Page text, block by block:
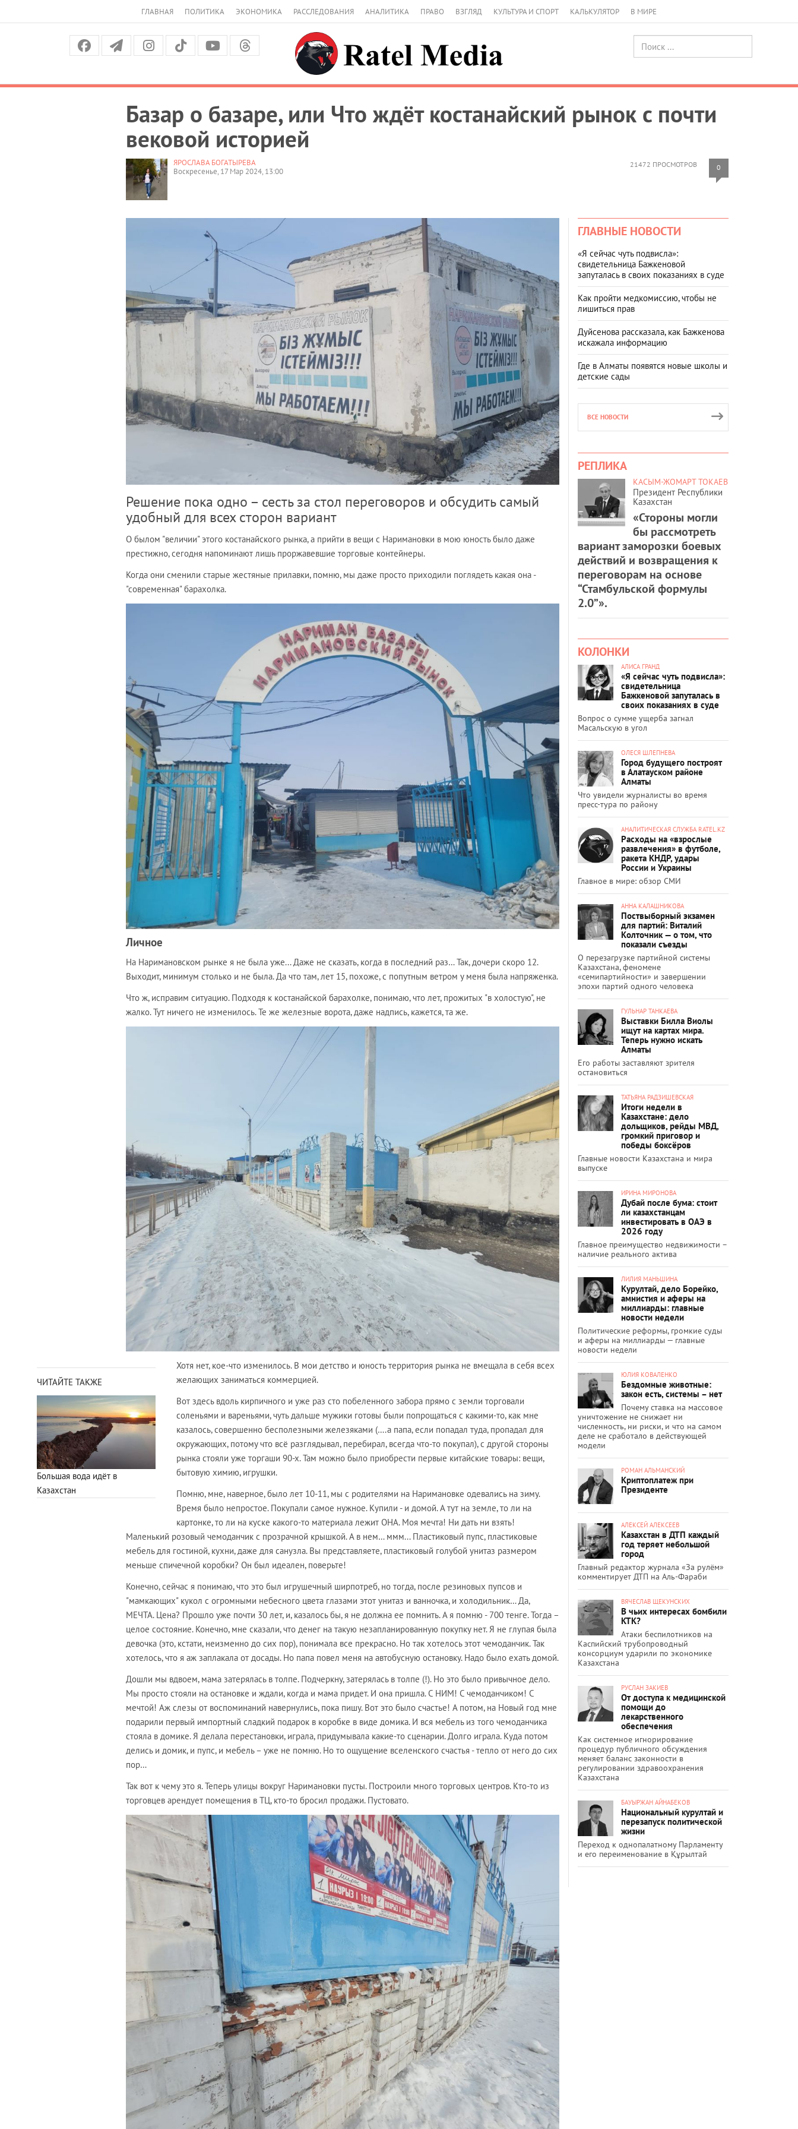
ГЛАВНАЯ ПОЛИТИКА ЭКОНОМИКА РАССЛЕДОВАНИЯ АНАЛИТИКА ПРАВО ВЗГЛЯД КУЛЬТУРА И СПОРТ КАЛЬКУЛЯТОР В МИРЕ
Базар о базаре, или Что ждёт костанайский рынок с почти
вековой историей
21472 ПРОСМОТРОВ 0
ЯРОСЛАВА БОГАТЫРЕВА
Воскресенье, 17 Мар 2024, 13:00
Решение пока одно – сесть за стол переговоров и обсудить самый
удобный для всех сторон вариант
О былом "величии" этого костанайского рынка, а прийти в вещи с Наримановки в мою юность было даже
престижно, сегодня напоминают лишь проржавевшие торговые контейнеры.
Когда они сменили старые жестяные прилавки, помню, мы даже просто приходили поглядеть какая она -
"современная" барахолка.
Личное
На Наримановском рынке я не была уже... Даже не сказать, когда в последний раз… Так, дочери скоро 12.
Выходит, минимум столько и не была. Да что там, лет 15, похоже, с попутным ветром у меня была напряженка.
Что ж, исправим ситуацию. Подходя к костанайской барахолке, понимаю, что лет, прожитых "в холостую", не
жалко. Тут ничего не изменилось. Те же железные ворота, даже надпись, кажется, та же.
ЧИТАЙТЕ ТАКЖЕ
Большая вода идёт в
Казахстан
Хотя нет, кое-что изменилось. В мои детство и юность территория рынка не вмещала в себя всех
желающих заниматься коммерцией.
Вот здесь вдоль кирпичного и уже раз сто побеленного забора прямо с земли торговали
соленьями и вареньями, чуть дальше мужики готовы были попрощаться с какими-то, как мне
казалось, совершенно бесполезными железяками (….а папа, если попадал туда, пропадал для
окружающих, потому что всё разглядывал, перебирал, всегда что-то покупал), с другой стороны
рынка стояли уже торгаши 90-х. Там можно было приобрести первые китайские товары: вещи,
бытовую химию, игрушки.
Помню, мне, наверное, было лет 10-11, мы с родителями на Наримановке одевались на зиму.
Время было непростое. Покупали самое нужное. Купили - и домой. А тут на земле, то ли на
картонке, то ли на куске какого-то материала лежит ОНА. Моя мечта! Ни дать ни взять!
Маленький розовый чемоданчик с прозрачной крышкой. А в нем… ммм... Пластиковый пупс, пластиковые
мебель для гостиной, кухни, даже для санузла. Вы представляете, пластиковый голубой унитаз размером
меньше спичечной коробки? Он был идеален, поверьте!
Конечно, сейчас я понимаю, что это был игрушечный ширпотреб, но тогда, после резиновых пупсов и
"мамкающих" кукол с огромными небесного цвета глазами этот унитаз и ванночка, и холодильник… Да,
МЕЧТА. Цена? Прошло уже почти 30 лет, и, казалось бы, я не должна ее помнить. А я помню - 700 тенге. Тогда –
целое состояние. Конечно, мне сказали, что денег на такую незапланированную покупку нет. Я не глупая была
девочка (это, кстати, неизменно до сих пор), понимала все прекрасно. Но так хотелось этот чемоданчик. Так
хотелось, что я аж заплакала от досады. Но папа повел меня на автобусную остановку. Надо было ехать домой.
Дошли мы вдвоем, мама затерялась в толпе. Подчеркну, затерялась в толпе (!). Но это было привычное дело.
Мы просто стояли на остановке и ждали, когда и мама придет. И она пришла. С НИМ! С чемоданчиком! С
мечтой! Аж слезы от воспоминаний навернулись, пока пишу. Вот это было счастье! А потом, на Новый год мне
подарили первый импортный сладкий подарок в коробке в виде домика. И вся мебель из того чемоданчика
стояла в домике. Я делала перестановки, играла, придумывала какие-то сценарии. Долго играла. Куда потом
делись и домик, и пупс, и мебель – уже не помню. Но то ощущение вселенского счастья - тепло от него до сих
пор…
Так вот к чему это я. Теперь улицы вокруг Наримановки пусты. Построили много торговых центров. Кто-то из
торговцев арендует помещения в ТЦ, кто-то бросил продажи. Пустовато.
ГЛАВНЫЕ НОВОСТИ
«Я сейчас чуть подвисла»:
свидетельница Бажкеновой
запуталась в своих показаниях в суде
Как пройти медкомиссию, чтобы не
лишиться прав
Дуйсенова рассказала, как Бажкенова
искажала информацию
Где в Алматы появятся новые школы и
детские сады
ВСЕ НОВОСТИ
РЕПЛИКА
КАСЫМ-ЖОМАРТ ТОКАЕВ
Президент Республики
Казахстан
«Стороны могли
бы рассмотреть
вариант заморозки боевых
действий и возвращения к
переговорам на основе
“Стамбульской формулы
2.0”».
КОЛОНКИ
АЛИСА ГРАНД
«Я сейчас чуть подвисла»:
свидетельница
Бажкеновой запуталась в
своих показаниях в суде
Вопрос о сумме ущерба загнал
Масальскую в угол
ОЛЕСЯ ШЛЕПНЕВА
Город будущего построят
в Алатауском районе
Алматы
Что увидели журналисты во время
пресс-тура по району
АНАЛИТИЧЕСКАЯ СЛУЖБА RATEL.KZ
Расходы на «взрослые
развлечения» в футболе,
ракета КНДР, удары
России и Украины
Главное в мире: обзор СМИ
АННА КАЛАШНИКОВА
Поствыборный экзамен
для партий: Виталий
Колточник — о том, что
показали съезды
О перезагрузке партийной системы
Казахстана, феномене
«семипартийности» и завершении
эпохи партий одного человека
ГУЛЬНАР ТАНКАЕВА
Выставки Билла Виолы
ищут на картах мира.
Теперь нужно искать
Алматы
Его работы заставляют зрителя
остановиться
ТАТЬЯНА РАДЗИШЕВСКАЯ
Итоги недели в
Казахстане: дело
дольщиков, рейды МВД,
громкий приговор и
победы боксёров
Главные новости Казахстана и мира
выпуске
ИРИНА МИРОНОВА
Дубай после бума: стоит
ли казахстанцам
инвестировать в ОАЭ в
2026 году
Главное преимущество недвижимости –
наличие реального актива
ЛИЛИЯ МАНЬШИНА
Курултай, дело Борейко,
амнистия и аферы на
миллиарды: главные
новости недели
Политические реформы, громкие суды
и аферы на миллиарды — главные
новости недели
ЮЛИЯ КОВАЛЕНКО
Бездомные животные:
закон есть, системы – нет
Почему ставка на массовое
уничтожение не снижает ни
численность, ни риски, и что на самом
деле не сработало в действующей
модели
РОМАН АЛЬМАНСКИЙ
Криптоплатеж при
Президенте
АЛЕКСЕЙ АЛЕКСЕЕВ
Казахстан в ДТП каждый
год теряет небольшой
город
Главный редактор журнала «За рулём»
комментирует ДТП на Аль-Фараби
ВЯЧЕСЛАВ ЩЕКУНСКИХ
В чьих интересах бомбили
КТК?
Атаки беспилотников на
Каспийский трубопроводный
консорциум ударили по экономике
Казахстана
РУСЛАН ЗАКИЕВ
От доступа к медицинской
помощи до
лекарственного
обеспечения
Как системное игнорирование
процедур публичного обсуждения
меняет баланс законности в
регулировании здравоохранения
Казахстана
БАУЫРЖАН АЙНАБЕКОВ
Национальный курултай и
перезапуск политической
жизни
Переход к однопалатному Парламенту
и его переименование в Құрылтай